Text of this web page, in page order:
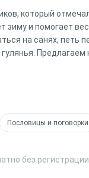
который
зиму и помогает
на санях, петь
Пословицы и поговорки
без